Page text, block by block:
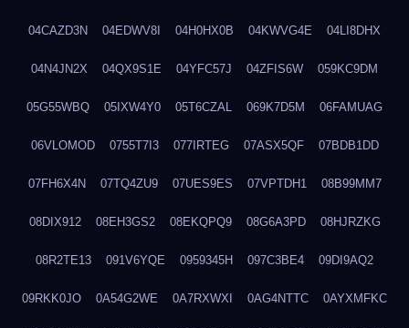
04CAZD3N 04EDWV8I 04H0HX0B 04KWVG4E 04LI8DHX
04N4JN2X 04QX9S1E 04YFC57J 04ZFIS6W 059KC9DM
05G55WBQ 05IXW4Y0 05T6CZAL 069K7D5M 06FAMUAG
06VLOMOD 0755T7I3 077IRTEG 07ASX5QF 07BDB1DD
07FH6X4N 07TQ4ZU9 07UES9ES 07VPTDH1 08B99MM7
08DIX912 08EH3GS2 08EKQPQ9 08G6A3PD 08HJRZKG
08R2TE13 091V6YQE 0959345H 097C3BE4 09DI9AQ2
09RKK0JO 0A54G2WE 0A7RXWXI 0AG4NTTC 0AYXMFKC